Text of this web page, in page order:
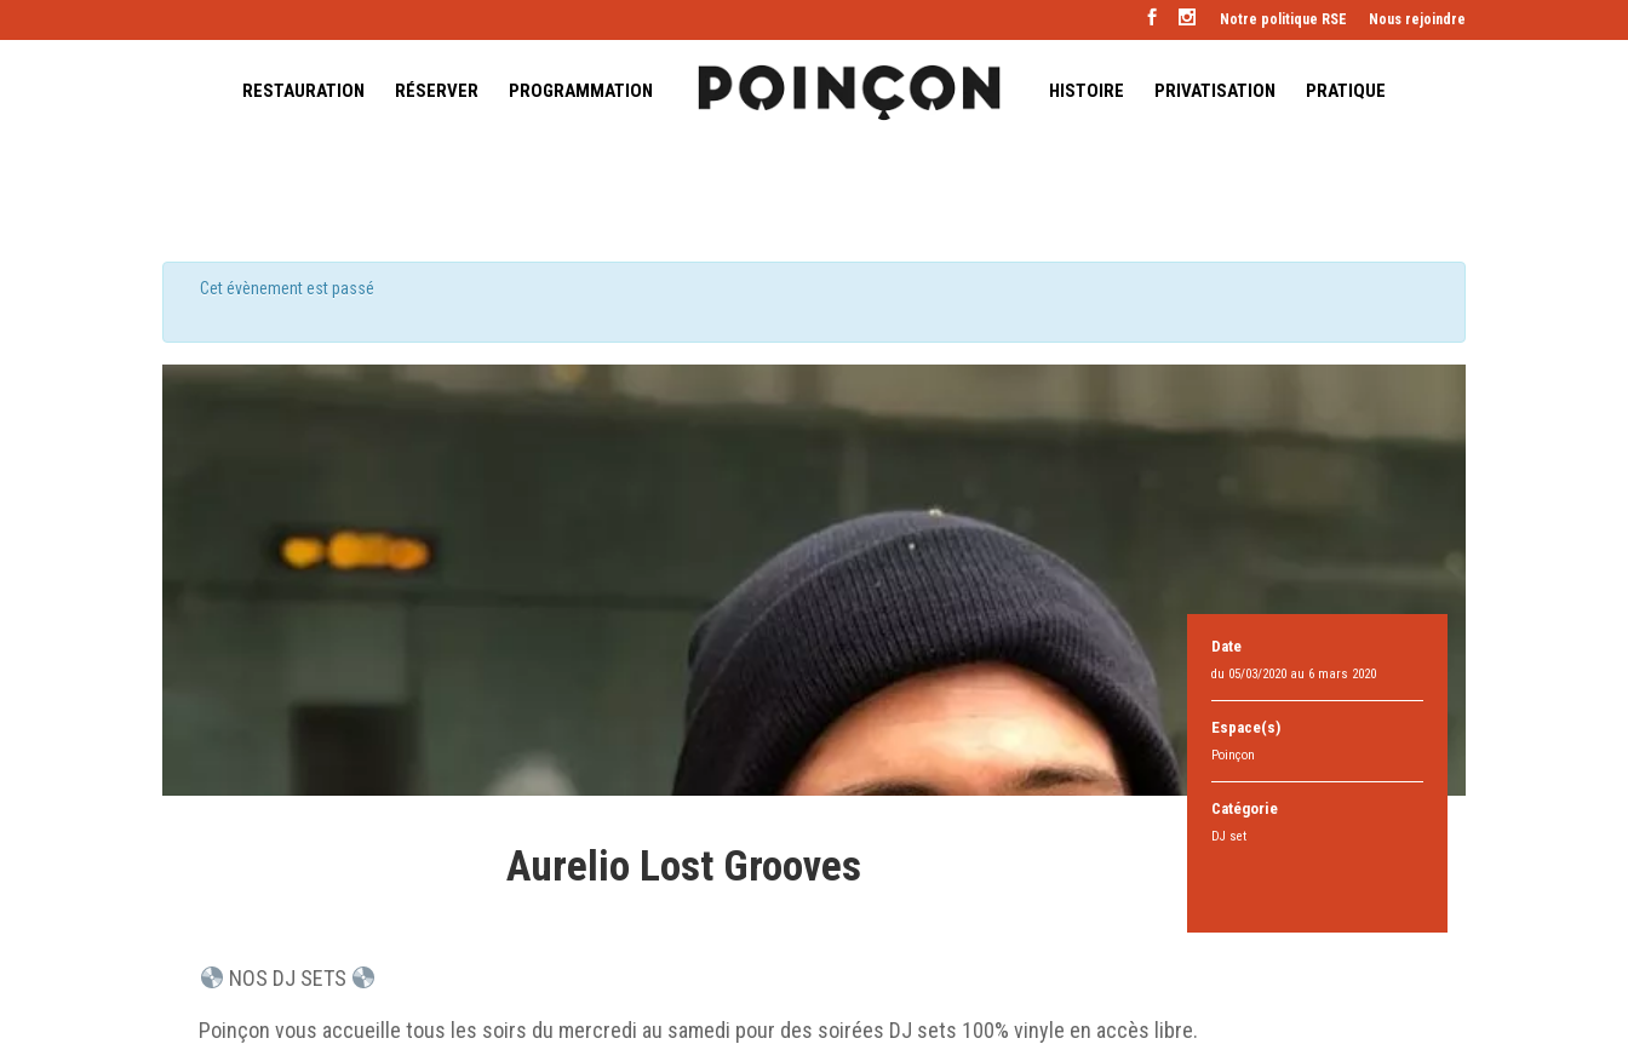
Notre politique RSE Nous rejoindre
RESTAURATION RÉSERVER PROGRAMMATION HISTOIRE PRIVATISATION PRATIQUE
Cet évènement est passé
Aurelio Lost Grooves
Date
du 05/03/2020 au 6 mars 2020
Espace(s)
Poinçon
Catégorie
DJ set
NOS DJ SETS
Poinçon vous accueille tous les soirs du mercredi au samedi pour des soirées DJ sets 100% vinyle en accès libre.